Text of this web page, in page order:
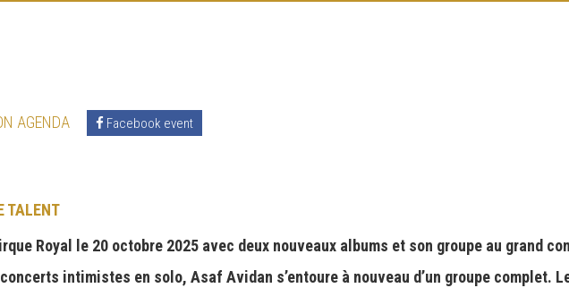
AGENDA Facebook event
TALENT
Royal le 20 octobre 2025 avec deux nouveaux albums et son groupe au grand
intimistes en solo, Asaf Avidan s’entoure à nouveau d’un groupe complet.